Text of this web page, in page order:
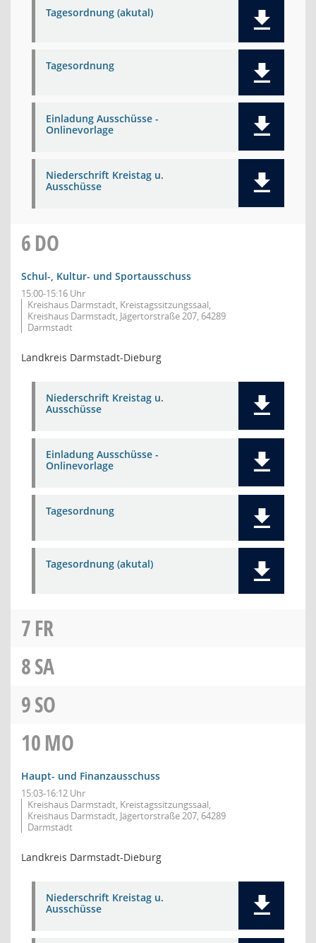
Tagesordnung (akutal)
Tagesordnung
Einladung Ausschüsse -
Onlinevorlage
Niederschrift Kreistag u.
Ausschüsse
6DO
Schul-, Kultur- und Sportausschuss
15:00-15:16 Uhr
Kreishaus Darmstadt, Kreistagssitzungssaal,
Kreishaus Darmstadt, Jägertorstraße 207, 64289
Darmstadt
Landkreis Darmstadt-Dieburg
Niederschrift Kreistag u.
Ausschüsse
Einladung Ausschüsse -
Onlinevorlage
Tagesordnung
Tagesordnung (akutal)
7FR
8SA
9SO
10MO
Haupt- und Finanzausschuss
15:03-16:12 Uhr
Kreishaus Darmstadt, Kreistagssitzungssaal,
Kreishaus Darmstadt, Jägertorstraße 207, 64289
Darmstadt
Landkreis Darmstadt-Dieburg
Niederschrift Kreistag u.
Ausschüsse